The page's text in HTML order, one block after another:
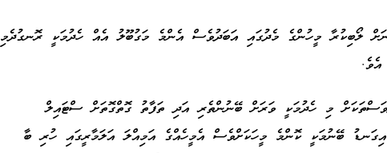
ލޯބިކުރާ މީހުންގެ މެދުގައި އަބަދުވެސް އެންމެ މަގުބޫލު އެއް ހެދުމަކީ ރޮނގުދެމި
މި ހެދުމަކީ ވަރަށް ބޭނުންތެރި އަދި ތަފާތު ގޮތްގޮތަށް ސްޓައިލް
ބޭނުމަކީ ކޮންމެ މީހަކަށްވެސް އެމީހެއްގެ އަމިއްލަ އަލަމާރީގައި ހުރި ބާ